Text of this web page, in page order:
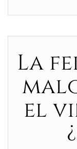
La
el